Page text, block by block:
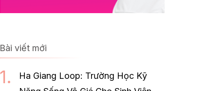
Bài viết mới
Ha Giang Loop: Trường Học Kỹ